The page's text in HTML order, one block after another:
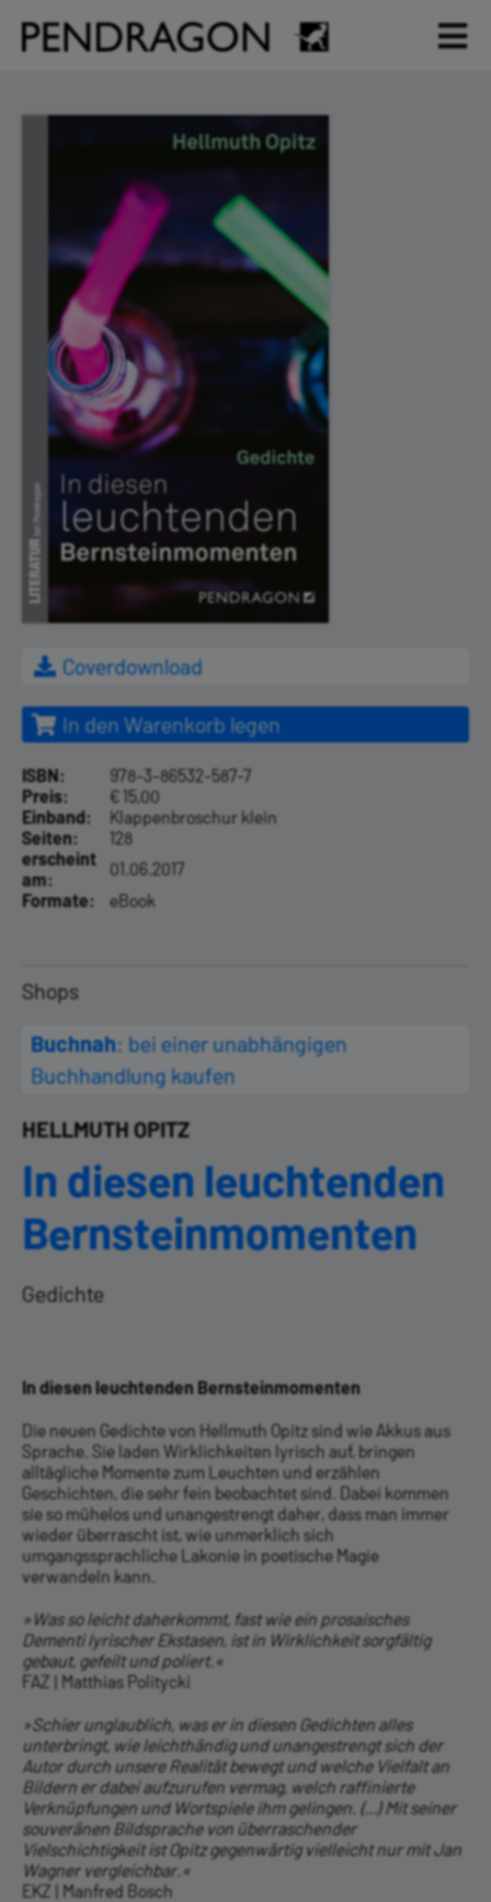
Coverdownload
In den Warenkorb legen
ISBN:
978-3-86532-587-7
Preis:
€ 15,00
Einband:
Klappenbroschur klein
Seiten:
128
erscheint
am:
01.06.2017
Formate:
eBook
Shops
Buchnah: bei einer unabhängigen
Buchhandlung kaufen
In diesen leuchtenden
Bernsteinmomenten
Gedichte
HELLMUTH OPITZ
In diesen leuchtenden Bernsteinmomenten
Die neuen Gedichte von Hellmuth Opitz sind wie Akkus aus
Sprache. Sie laden Wirklich­keiten lyrisch auf, bringen
alltägliche Momente zum Leuchten und erzählen
Geschichten, die sehr fein beobachtet sind. Dabei kommen
sie so mühelos und unangestrengt daher, dass man immer
wieder überrascht ist, wie unmerklich sich
umgangssprachliche Lakonie in poetische Magie
verwandeln kann.
»Was so leicht daherkommt, fast wie ein prosaisches
Dementi lyrischer Ekstasen, ist in Wirklichkeit sorgfältig
gebaut, gefeilt und poliert.«
FAZ | Matthias Politycki
»Schier unglaublich, was er in diesen Gedichten alles
unterbringt, wie leichthändig und unangestrengt sich der
Autor durch unsere Realität bewegt und welche Vielfalt an
Bildern er dabei aufzurufen vermag, welch raffinierte
Verknüpfungen und Wortspiele ihm gelingen. (...) Mit seiner
souveränen Bildsprache von überraschender
Vielschichtigkeit ist Opitz gegenwärtig vielleicht nur mit Jan
Wagner vergleichbar.«
EKZ | Manfred Bosch